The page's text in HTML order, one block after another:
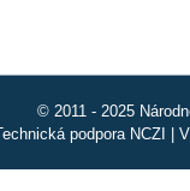
© 2011 - 2025
podpora NCZI